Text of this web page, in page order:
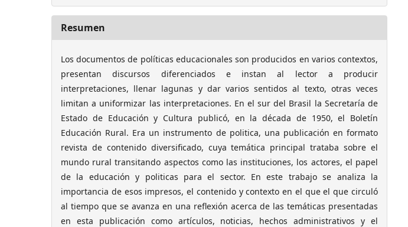
Resumen
Los documentos de políticas educacionales son producidos en varios contextos,
presentan discursos diferenciados e instan al lector a producir
interpretaciones, llenar lagunas y dar varios sentidos al texto, otras veces
limitan a uniformizar las interpretaciones. En el sur del Brasil la Secretaría de
Estado de Educación y Cultura publicó, en la década de 1950, el Boletín
Educación Rural. Era un instrumento de politica, una publicación en formato
revista de contenido diversificado, cuya temática principal trataba sobre el
mundo rural transitando aspectos como las instituciones, los actores, el papel
de la educación y politicas para el sector. En este trabajo se analiza la
importancia de esos impresos, el contenido y contexto en el que el que circuló
al tiempo que se avanza en una reflexión acerca de las temáticas presentadas
en esta publicación como artículos, noticias, hechos administrativos y el